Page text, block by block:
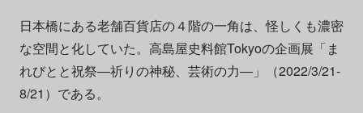
日本橋にある老舗百貨店の４階の一角は、怪しくも濃密
な空間と化していた。高島屋史料館Tokyoの企画展「ま
れびとと祝祭―祈りの神秘、芸術の力―」（2022/3/21-
8/21）である。